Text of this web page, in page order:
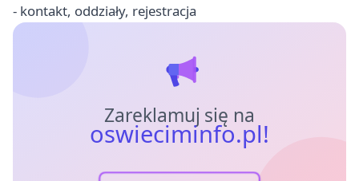
- kontakt, oddziały, rejestracja
Zareklamuj się na
oswieciminfo.pl!